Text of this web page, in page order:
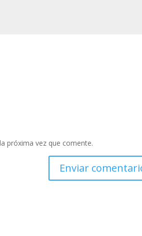
próxima vez que comente.